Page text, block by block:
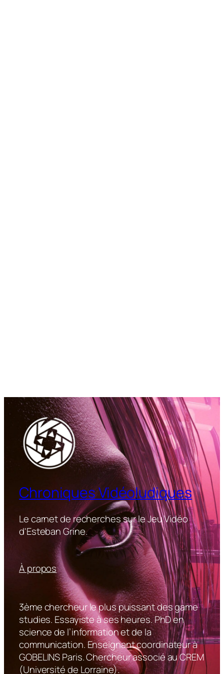
Chroniques Vidéoludiques
Le carnet de recherches sur le Jeu Vidéo
d'Esteban Grine.
À propos
3ème chercheur le plus puissant des game
studies. Essayiste à ses heures. PhD en
science de l’information et de la
communication. Enseignant coordinateur à
GOBELINS Paris. Chercheur associé au CREM
(Université de Lorraine).